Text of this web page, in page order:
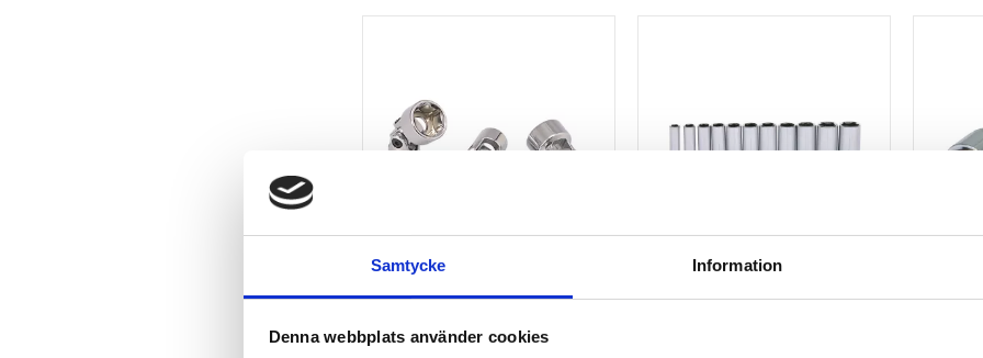
Samtycke Information
Denna webbplats använder cookies
3/8" CHROMEplus
19mm
3/8" CHROMEplus
3/8"